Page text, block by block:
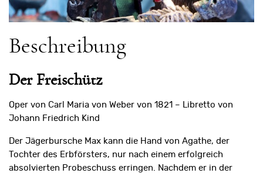
Beschreibung
Der Freischütz
Oper von Carl Maria von Weber von 1821 – Libretto von
Johann Friedrich Kind
Der Jägerbursche Max kann die Hand von Agathe, der
Tochter des Erbförsters, nur nach einem erfolgreich
absolvierten Probeschuss erringen. Nachdem er in der